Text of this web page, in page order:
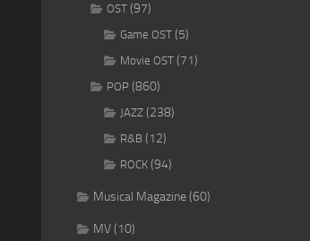
OST (97)
Game OST (5)
Movie OST (71)
POP (860)
JAZZ (238)
R&B (12)
ROCK (94)
Musical Magazine(60)
MV(10)